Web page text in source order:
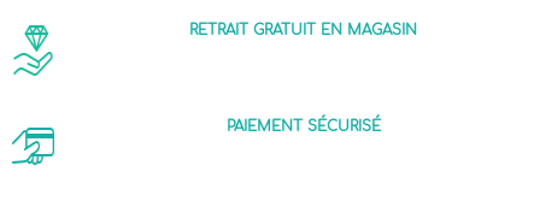
RETRAIT GRATUIT EN MAGASIN
PAIEMENT SÉCURISÉ